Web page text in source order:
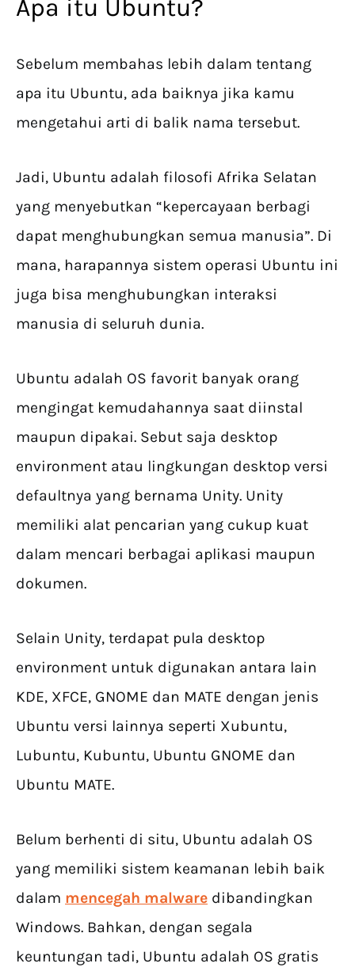
Apa itu Ubuntu?
Sebelum membahas lebih dalam tentang
apa itu Ubuntu, ada baiknya jika kamu
mengetahui arti di balik nama tersebut.
Jadi, Ubuntu adalah filosofi Afrika Selatan
yang menyebutkan “kepercayaan berbagi
dapat menghubungkan semua manusia”. Di
mana, harapannya sistem operasi Ubuntu ini
juga bisa menghubungkan interaksi
manusia di seluruh dunia.
Ubuntu adalah OS favorit banyak orang
mengingat kemudahannya saat diinstal
maupun dipakai. Sebut saja desktop
environment atau lingkungan desktop versi
defaultnya yang bernama Unity. Unity
memiliki alat pencarian yang cukup kuat
dalam mencari berbagai aplikasi maupun
dokumen.
Selain Unity, terdapat pula desktop
environment untuk digunakan antara lain
KDE, XFCE, GNOME dan MATE dengan jenis
Ubuntu versi lainnya seperti Xubuntu,
Lubuntu, Kubuntu, Ubuntu GNOME dan
Ubuntu MATE.
Belum berhenti di situ, Ubuntu adalah OS
yang memiliki sistem keamanan lebih baik
dalam mencegah malware dibandingkan
Windows. Bahkan, dengan segala
keuntungan tadi, Ubuntu adalah OS gratis